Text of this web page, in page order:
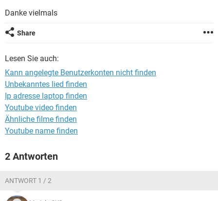
Danke vielmals
Share
Lesen Sie auch:
Kann angelegte Benutzerkonten nicht finden
Unbekanntes lied finden
Ip adresse laptop finden
Youtube video finden
Ähnliche filme finden
Youtube name finden
2 Antworten
ANTWORT 1 / 2